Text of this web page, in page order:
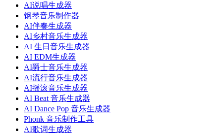
AI说唱生成器
钢琴音乐制作器
AI伴奏生成器
AI乡村音乐生成器
AI 生日音乐生成器
AI EDM生成器
AI爵士音乐生成器
AI流行音乐生成器
AI摇滚音乐生成器
AI Beat 音乐生成器
AI Dance Pop 音乐生成器
Phonk 音乐制作工具
AI歌词生成器